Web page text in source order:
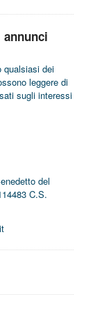
qualsiasi dei
leggere di
sugli interessi
del
C.S.